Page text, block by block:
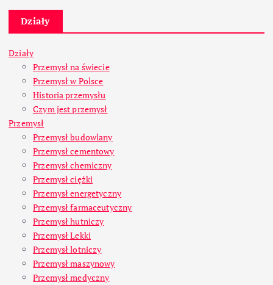
Działy
Działy
Przemysł na świecie
Przemysł w Polsce
Historia przemysłu
Czym jest przemysł
Przemysł
Przemysł budowlany
Przemysł cementowy
Przemysł chemiczny
Przemysł ciężki
Przemysł energetyczny
Przemysł farmaceutyczny
Przemysł hutniczy
Przemysł Lekki
Przemysł lotniczy
Przemysł maszynowy
Przemysł medyczny